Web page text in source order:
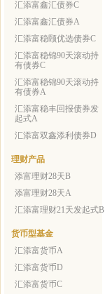
汇添富鑫汇债券C
汇添富鑫汇债券A
汇添富稳颐优选债券C
汇添富稳锦90天滚动持
有债券C
汇添富稳锦90天滚动持
有债券A
汇添富稳丰回报债券发
起式A
汇添富双鑫添利债券D
理财产品
添富理财28天B
添富理财28天A
汇添富理财21天发起式B
货币型基金
汇添富货币A
汇添富货币D
汇添富货币C